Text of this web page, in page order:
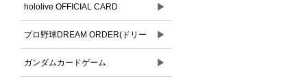
カードゲーム
hololive OFFICIAL CARD
GAME(ホロライブオフィシャルカ
ードゲーム)
▶
プロ野球DREAM ORDER(ドリー
ムオーダー)
▶
ガンダムカードゲーム ▶